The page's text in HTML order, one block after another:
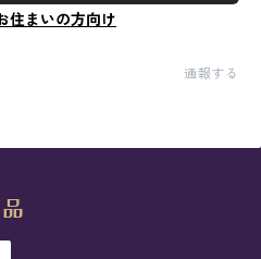
住まいの方向け
通報する